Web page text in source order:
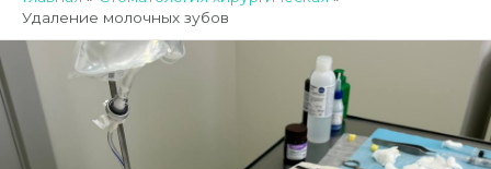
a
r
a
m
Удаление молочных зубов